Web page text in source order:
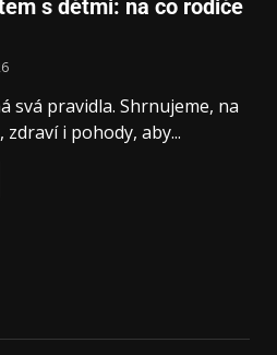
s dětmi: na co rodiče
svá pravidla. Shrnujeme, na
i pohody, aby...